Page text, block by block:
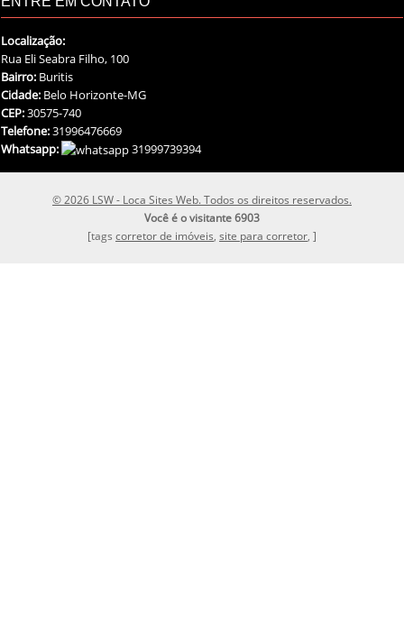
Localização:
Rua Eli Seabra Filho, 100
Bairro: Buritis
Cidade: Belo Horizonte-MG
CEP:30575-740
Telefone:31996476669
Whatsapp:
31999739394
© 2026 LSW - Loca Sites Web. Todos os direitos reservados.
Você é o visitante 6903
[tags corretor de imóveis, site para corretor, ]